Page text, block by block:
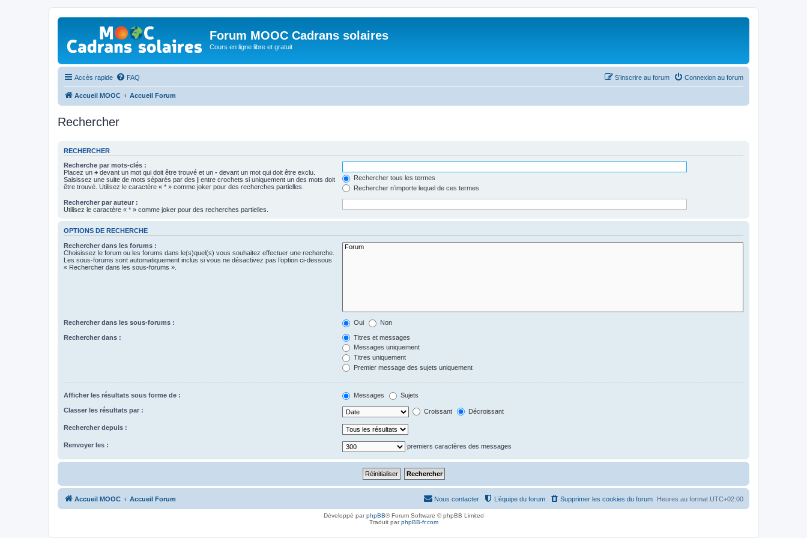
Forum MOOC Cadrans solaires
Cours en ligne libre et gratuit
Accès rapide FAQ Connexion au forum
S’inscrire au forum
Accueil MOOC Accueil Forum
Rechercher
RECHERCHER
Recherche par mots-clés :
Placez un + devant un mot qui doit être trouvé et un - devant un mot qui doit être exclu.
Saisissez une suite de mots séparés par des | entre crochets si uniquement un des mots doit
être trouvé. Utilisez le caractère « * » comme joker pour des recherches partielles.
Rechercher tous les termes
Rechercher n’importe lequel de ces termes
Rechercher par auteur :
Utilisez le caractère « * » comme joker pour des recherches partielles.
OPTIONS DE RECHERCHE
Rechercher dans les forums :
Choisissez le forum ou les forums dans le(s)quel(s) vous souhaitez effectuer une recherche.
Les sous-forums sont automatiquement inclus si vous ne désactivez pas l’option ci-dessous
« Rechercher dans les sous-forums ».
Rechercher dans les sous-forums : Oui Non
Rechercher dans :
Titres et messages
Messages uniquement
Titres uniquement
Premier message des sujets uniquement
Afficher les résultats sous forme de : Messages Sujets
Classer les résultats par : Croissant Décroissant
Rechercher depuis :
Renvoyer les : premiers caractères des messages
Accueil MOOC Accueil Forum Heures au format UTC+02:00
Supprimer les cookies du forum
L’équipe du forum
Nous contacter
Développé parphpBB® Forum Software © phpBB Limited
Traduit parphpBB-fr.com